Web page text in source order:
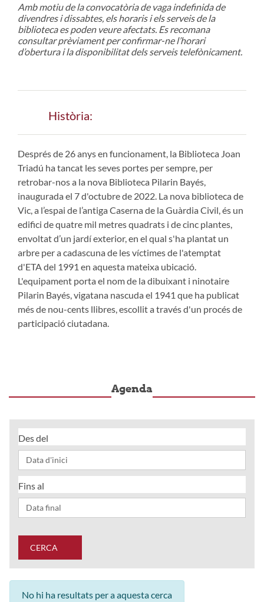
Amb motiu de la convocatòria de vaga indefinida de
divendres i dissabtes, els horaris i els serveis de la
biblioteca es poden veure afectats. Es recomana
consultar prèviament per confirmar-ne l’horari
d’obertura i la disponibilitat dels serveis telefònicament.
Història:
Després de 26 anys en funcionament, la Biblioteca Joan
Triadú ha tancat les seves portes per sempre, per
retrobar-nos a la nova Biblioteca Pilarin Bayés,
inaugurada el 7 d'octubre de 2022. La nova biblioteca de
Vic, a l’espai de l’antiga Caserna de la Guàrdia Civil, és un
edifici de quatre mil metres quadrats i de cinc plantes,
envoltat d’un jardí exterior, en el qual s'ha plantat un
arbre per a cadascuna de les víctimes de l'atemptat
d'ETA del 1991 en aquesta mateixa ubicació.
L'equipament porta el nom de la dibuixant i ninotaire
Pilarin Bayés, vigatana nascuda el 1941 que ha publicat
més de nou-cents llibres, escollit a través d'un procés de
participació ciutadana.
Agenda
Des del
Fins al
CERCA
No hi ha resultats per a aquesta cerca